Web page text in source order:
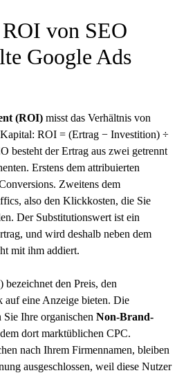
von SEO
Google Ads
(ROI) misst das Verhältnis von
ROI = (Ertrag − Investition) ÷
besteht der Ertrag aus zwei getrennt
Erstens dem attribuierten
Zweitens dem
also den Klickkosten, die Sie
Der Substitutionswert ist ein
und wird deshalb neben dem
mit ihm addiert.
den Preis, den
auf eine Anzeige bieten. Die
Ihre organischen Non-Brand-
dort marktüblichen CPC.
nach Ihrem Firmennamen, bleiben
ausgeschlossen, weil diese Nutzer